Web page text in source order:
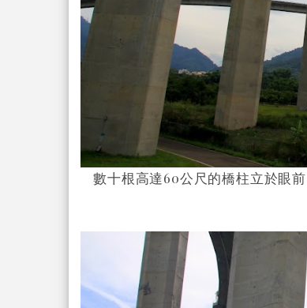
數十根高達60公尺的橋柱立於眼